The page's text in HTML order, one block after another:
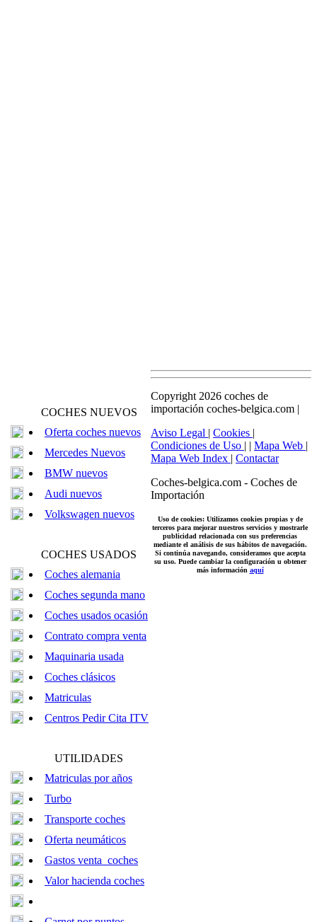
COCHES NUEVOS
Oferta coches nuevos
Mercedes Nuevos
BMW nuevos
Audi nuevos
Volkswagen nuevos
COCHES USADOS
Coches alemania
Coches segunda mano
Coches usados ocasión
Contrato compra venta
Maquinaria usada
Coches clásicos
Matriculas
Centros Pedir Cita ITV
UTILIDADES
Matriculas por años
Turbo
Transporte coches
Oferta neumáticos
Gastos venta coches
Valor hacienda coches
Copyright 2026 coches de
importación coches-belgica.com |
Aviso Legal | Cookies |
Condiciones de Uso | | Mapa Web |
Mapa Web Index | Contactar
Coches-belgica.com - Coches de
Importación
Uso de cookies: Utilizamos cookies propias y de
terceros para mejorar nuestros servicios y mostrarle
publicidad relacionada con sus preferencias
mediante el análisis de sus hábitos de navegación.
Si continúa navegando, consideramos que acepta
su uso. Puede cambiar la configuración u obtener
más información aquí